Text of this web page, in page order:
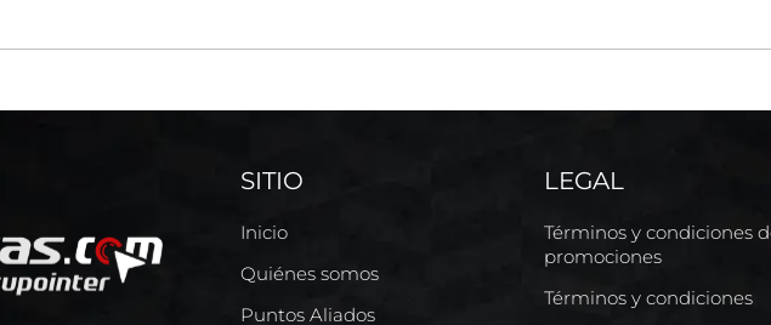
SITIO
Inicio
Quiénes somos
Puntos Aliados
LEGAL
Términos y condiciones
promociones
Términos y condiciones